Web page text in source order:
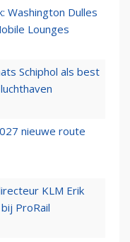
Washington Dulles
Lounges
Schiphol als best
nieuwe route
KLM Erik
ProRail